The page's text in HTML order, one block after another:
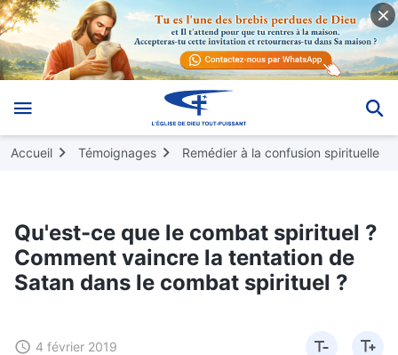
Accueil Témoignages Remédier à la confusion spirituelle
Qu'est-ce que le combat spirituel ?
Comment vaincre la tentation de
Satan dans le combat spirituel ?
4 février 2019